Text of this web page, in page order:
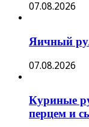
07.08.2026
Яичный
07.08.2026
Куриные
перцем и